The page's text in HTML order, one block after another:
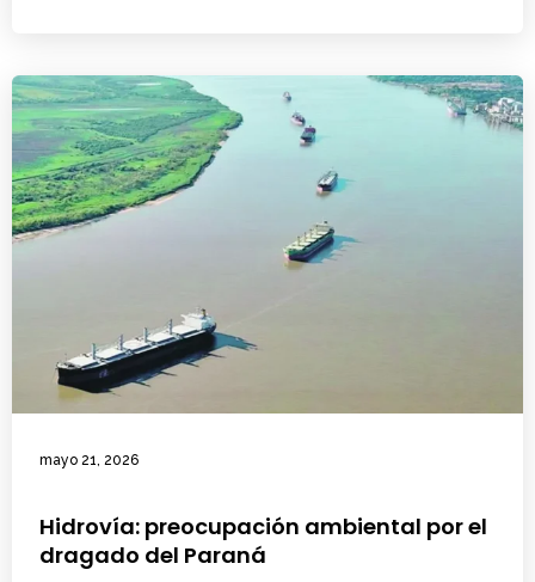
mayo 21, 2026
Hidrovía: preocupación ambiental por el
dragado del Paraná